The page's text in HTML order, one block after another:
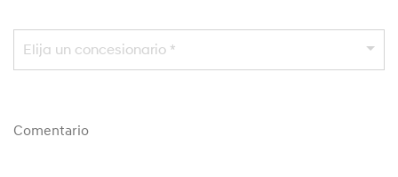
Elija un concesionario *
Comentario